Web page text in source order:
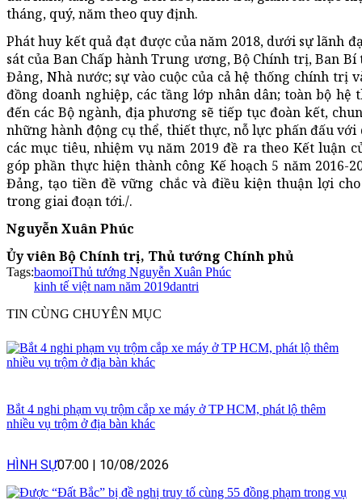
tháng, quý, năm theo quy định.
Phát huy kết quả đạt được của năm 2018, dưới sự lãnh
sát của Ban Chấp hành Trung ương, Bộ Chính trị, Ban
Đảng, Nhà nước; sự vào cuộc của cả hệ thống chính trị
đồng doanh nghiệp, các tầng lớp nhân dân; toàn bộ
đến các Bộ ngành, địa phương sẽ tiếp tục đoàn kết,
những hành động cụ thể, thiết thực, nỗ lực phấn đấu
các mục tiêu, nhiệm vụ năm 2019 đề ra theo Kết luận
góp phần thực hiện thành công Kế hoạch 5 năm
Đảng, tạo tiền đề vững chắc và điều kiện thuận lợi
trong giai đoạn tới./.
Nguyễn Xuân Phúc
Ủy viên Bộ Chính trị, Thủ tướng Chính phủ
Tags:baomoiThủ tướng Nguyễn Xuân Phúc
kinh tế việt nam năm 2019dantri
TIN CÙNG CHUYÊN MỤC
Bắt 4 nghi phạm vụ trộm cắp xe máy ở TP HCM, phát lộ thêm
nhiều vụ trộm ở địa bàn khác
HÌNH SỰ07:00 | 10/08/2026